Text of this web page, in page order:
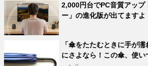
2,000円台でPC音質アップ
ー」の進化版が出てますよ
「傘をたたむときに手が
にさよなら！この傘、使